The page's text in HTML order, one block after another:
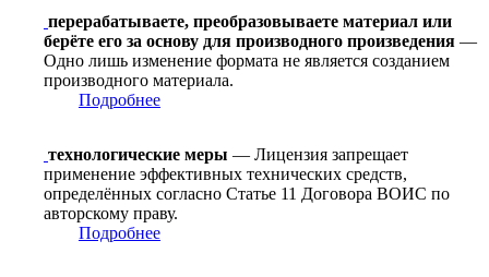
перерабатываете, преобразовываете материал или
берёте его за основу для производного произведения —
Одно лишь изменение формата не является созданием
производного материала.
Подробнее
технологические меры — Лицензия запрещает
применение эффективных технических средств,
определённых согласно Статье 11 Договора ВОИС по
авторскому праву.
Подробнее